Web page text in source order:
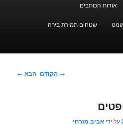
אודות הכותבים
שטחים תמורת בירה
ניווט
→ הקודם הבא ←
על ידיאביב מזרחי